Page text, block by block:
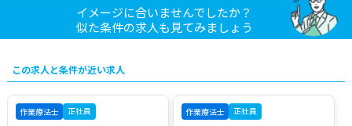
イメージに合いませんでしたか？
似た条件の求人も見てみましょう
この求人と条件が近い求人
作業療法士 正社員 作業療法士 正社員